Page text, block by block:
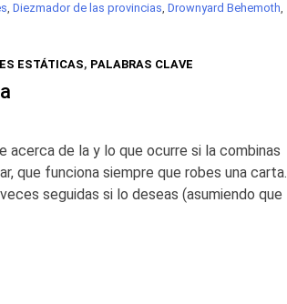
, Diezmador de las provincias, Drownyard Behemoth,
ESTÁTICAS, PALABRAS CLAVE
acerca de la y lo que ocurre si la combinas
que funciona siempre que robes una carta.
seguidas si lo deseas (asumiendo que